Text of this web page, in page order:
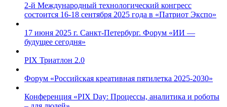
2-й Международный технологический конгресс
состоится 16-18 сентября 2025 года в «Патриот Экспо»
17 июня 2025 г. Санкт-Петербург. Форум «ИИ —
будущее сегодня»
PIX Триатлон 2.0
Форум «Российская креативная пятилетка 2025-2030»
Конференция «PIX Day: Процессы, аналитика и роботы